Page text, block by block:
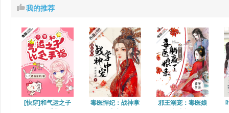
我的推荐
[快穿]和气运之子
毒医悍妃：战神掌
邪王溺宠：毒医娘